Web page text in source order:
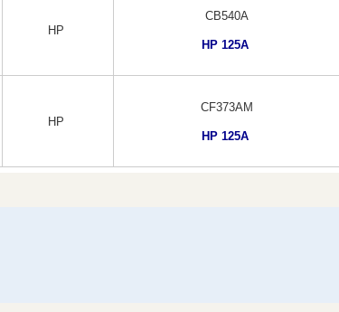
HP
CB540A
HP 125A
HP
CF373AM
HP 125A